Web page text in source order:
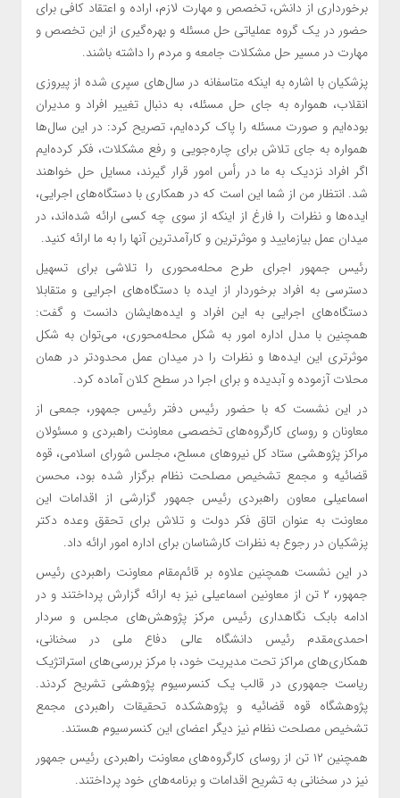
برخورداری از دانش، تخصص و مهارت لازم، اراده و اعتقاد کافی برای
حضور در یک گروه عملیاتی حل مسئله و بهره‌گیری از این تخصص و
مهارت در مسیر حل مشکلات جامعه و مردم را داشته باشند.
پزشکیان با اشاره به اینکه متاسفانه در سال‌های سپری شده از پیروزی
انقلاب، همواره به جای حل مسئله، به دنبال تغییر افراد و مدیران
بوده‌ایم و صورت مسئله را پاک کرده‌ایم، تصریح کرد: در این سال‌ها
همواره به جای تلاش برای چاره‌جویی و رفع مشکلات، فکر کرده‌ایم
اگر افراد نزدیک به ما در رأس امور قرار گیرند، مسایل حل خواهند
شد. انتظار من از شما این است که در همکاری با دستگاه‌های اجرایی،
ایده‌ها و نظرات را فارغ از اینکه از سوی چه کسی ارائه شده‌اند، در
میدان عمل بیازمایید و موثرترین و کارآمدترین آنها را به ما ارائه کنید.
رئیس جمهور اجرای طرح محله‌محوری را تلاشی برای تسهیل
دسترسی به افراد برخوردار از ایده با دستگاه‌های اجرایی و متقابلا
دستگاه‌های اجرایی به این افراد و ایده‌هایشان دانست و گفت:
همچنین با مدل اداره امور به شکل محله‌محوری، می‌توان به شکل
موثرتری این ایده‌ها و نظرات را در میدان عمل محدودتر در همان
محلات آزموده و آبدیده و برای اجرا در سطح کلان آماده کرد.
در این نشست که با حضور رئیس دفتر رئیس جمهور، جمعی از
معاونان و روسای کارگروه‌های تخصصی معاونت راهبردی و مسئولان
مراکز پژوهشی ستاد کل نیروهای مسلح، مجلس شورای اسلامی، قوه
قضائیه و مجمع تشخیص مصلحت نظام برگزار شده بود، محسن
اسماعیلی معاون راهبردی رئیس جمهور گزارشی از اقدامات این
معاونت به عنوان اتاق فکر دولت و تلاش برای تحقق وعده دکتر
پزشکیان در رجوع به نظرات کارشناسان برای اداره امور ارائه داد.
در این نشست همچنین علاوه بر قائم‌مقام معاونت راهبردی رئیس
جمهور، ۲ تن از معاونین اسماعیلی نیز به ارائه گزارش پرداختند و در
ادامه بابک نگاهداری رئیس مرکز پژوهش‌های مجلس و سردار
احمدی‌مقدم رئیس دانشگاه عالی دفاع ملی در سخنانی،
همکاری‌های مراکز تحت مدیریت خود، با مرکز بررسی‌های استراتژیک
ریاست جمهوری در قالب یک کنسرسیوم پژوهشی تشریح کردند.
پژوهشگاه قوه قضائیه و پژوهشکده تحقیقات راهبردی مجمع
تشخیص مصلحت نظام نیز دیگر اعضای این کنسرسیوم هستند.
همچنین ۱۲ تن از روسای کارگروه‌های معاونت راهبردی رئیس جمهور
نیز در سخنانی به تشریح اقدامات و برنامه‌های خود پرداختند.